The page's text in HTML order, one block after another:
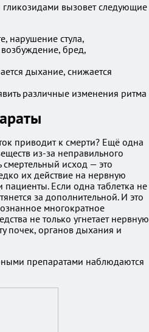
вызовет следующие
нарушение стула,
бред,
дыхание, снижается
различные изменения ритма
приводит к смерти? Ещё одна
из-за неправильного
исход — это
их действие на нервную
Если одна таблетка не
за дополнительной. И это
многократное
не только угнетает нервную
почек, органов дыхания и
препаратами наблюдаются